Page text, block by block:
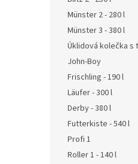
Münster 2 - 280 l
Münster 3 - 380 l
Úklidová kolečka s
John-Boy
Frischling - 190 l
Läufer - 300 l
Derby - 380 l
Futterkiste - 540 l
Profi 1
Roller 1 - 140 l